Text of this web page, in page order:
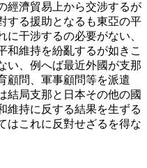
經濟貿易上から交涉するが
する援助となるも東亞の平
干涉するの必要がない、
和維持を紛亂するが如きこ
い、例へば最近外國が支那
顧問、軍事顧問等を派遣
結局支那と日本その他の國
維持に反する結果を生ずる
はこれに反對せざるを得な